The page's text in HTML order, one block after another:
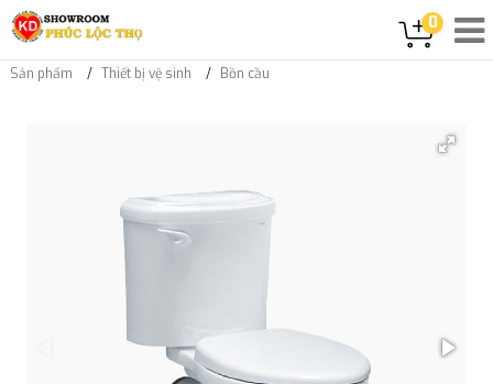
0
Sản phẩm Thiết bị vệ sinh Bồn cầu